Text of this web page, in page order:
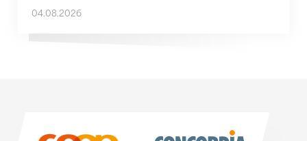
04.08.2026